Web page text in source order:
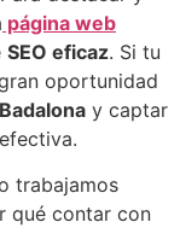
página web
SEO eficaz. Si tu
oportunidad
y captar
trabajamos
qué contar con